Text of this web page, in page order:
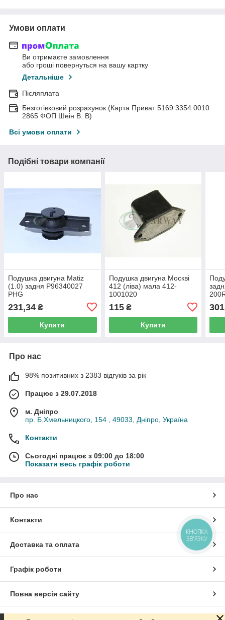
Умови оплати
Ви отримаєте замовлення
або гроші повернуться на вашу картку
Детальніше
Післяплата
Безготівковий розрахунок (Карта Приват 5169 3354 0010
2865 ФОП Шеін В. В)
Всі умови оплати
Подібні товари компанії
Подушка двигуна Matiz
(1.0) задня P96340027
PHG
231,34 ₴
Купити
Подушка двигуна Москві
412 (ліва) мала 412-
1001020
115₴
Купити
Про нас
98% позитивних з 2383 відгуків за рік
Працює з 29.07.2018
м. Дніпро
пр. Б.Хмельницкого, 154 , 49033, Дніпро, Україна
Контакти
Сьогодні працює з 09:00 до 18:00
Показати весь графік роботи
Про нас
Контакти
Доставка та оплата
Графік роботи
Повна версія сайту
КНОПКА
ЗВ'ЯЗКУ